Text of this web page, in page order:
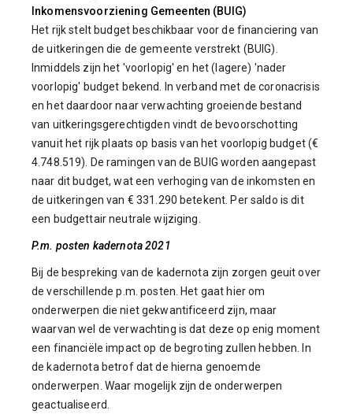
Inkomensvoorziening Gemeenten (BUIG)
Het rijk stelt budget beschikbaar voor de financiering van
de uitkeringen die de gemeente verstrekt (BUIG).
Inmiddels zijn het 'voorlopig' en het (lagere) 'nader
voorlopig' budget bekend. In verband met de coronacrisis
en het daardoor naar verwachting groeiende bestand
van uitkeringsgerechtigden vindt de bevoorschotting
vanuit het rijk plaats op basis van het voorlopig budget (€
4.748.519). De ramingen van de BUIG worden aangepast
naar dit budget, wat een verhoging van de inkomsten en
de uitkeringen van € 331.290 betekent. Per saldo is dit
een budgettair neutrale wijziging.
P.m. posten kadernota 2021
Bij de bespreking van de kadernota zijn zorgen geuit over
de verschillende p.m. posten. Het gaat hier om
onderwerpen die niet gekwantificeerd zijn, maar
waarvan wel de verwachting is dat deze op enig moment
een financiële impact op de begroting zullen hebben. In
de kadernota betrof dat de hierna genoemde
onderwerpen. Waar mogelijk zijn de onderwerpen
geactualiseerd.